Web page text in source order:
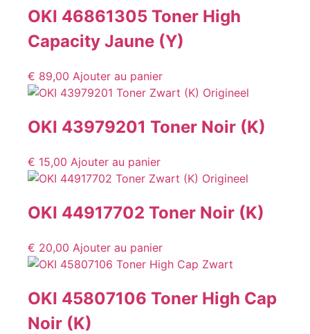
OKI 46861305 Toner High
Capacity Jaune (Y)
€ 89,00 Ajouter au panier
OKI 43979201 Toner Noir (K)
€ 15,00 Ajouter au panier
OKI 44917702 Toner Noir (K)
€ 20,00 Ajouter au panier
OKI 45807106 Toner High Cap
Noir (K)